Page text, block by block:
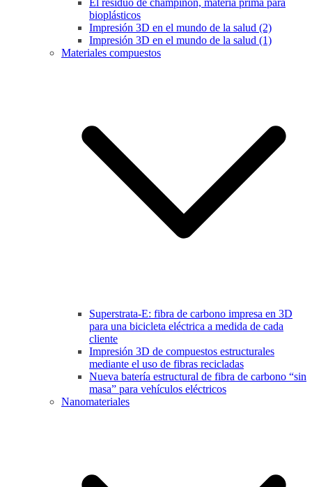
El residuo de champiñon, materia prima para
bioplásticos
Impresión 3D en el mundo de la salud (2)
Impresión 3D en el mundo de la salud (1)
Materiales compuestos
Superstrata-E: fibra de carbono impresa en 3D
para una bicicleta eléctrica a medida de cada
cliente
Impresión 3D de compuestos estructurales
mediante el uso de fibras recicladas
Nueva batería estructural de fibra de carbono “sin
masa” para vehículos eléctricos
Nanomateriales